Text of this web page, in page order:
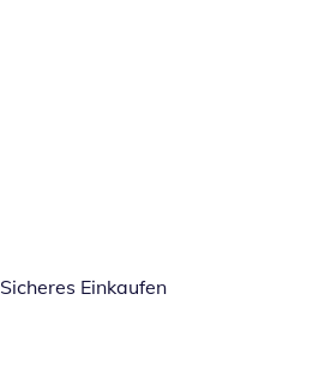
Sicheres Einkaufen